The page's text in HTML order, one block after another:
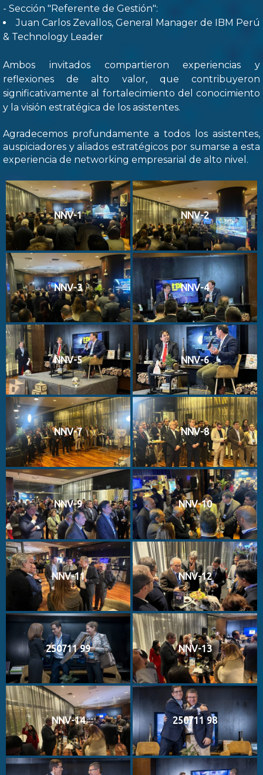
- Sección "Referente de Gestión":
Juan Carlos Zevallos, General Manager de IBM Perú
& Technology Leader
Ambos invitados compartieron experiencias y
reflexiones de alto valor, que contribuyeron
significativamente al fortalecimiento del conocimiento
y la visión estratégica de los asistentes.
Agradecemos profundamente a todos los asistentes,
auspiciadores y aliados estratégicos por sumarse a esta
experiencia de networking empresarial de alto nivel.
NNV-1 NNV-2
NNV-3 NNV-4
NNV-5 NNV-6
NNV-7 NNV-8
NNV-9 NNV-10
NNV-11 NNV-12
250711 99 NNV-13
NNV-14 250711 98